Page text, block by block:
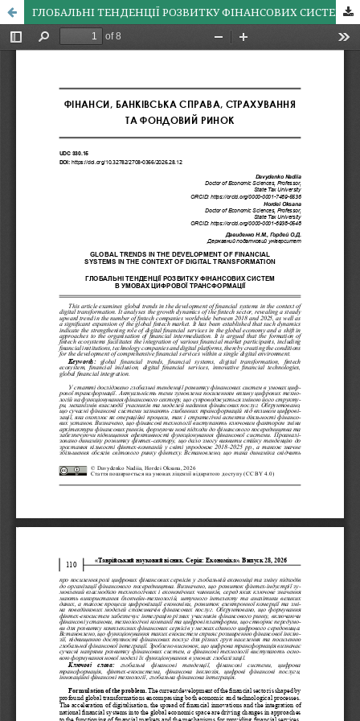
ГЛОБАЛЬНІ ТЕНДЕНЦІЇ РОЗВИТКУ ФІНАНСОВИХ СИСТЕМ В УМОВАХ ЦИФРОВОЇ ТРАНСФОРМАЦІЇ